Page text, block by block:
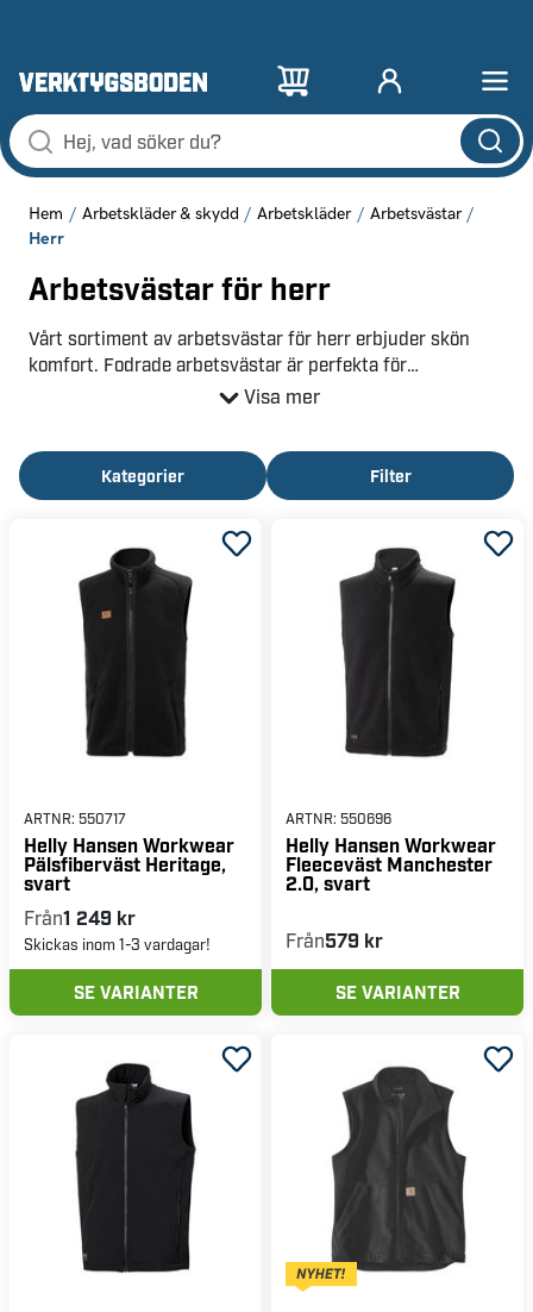
Hem Arbetskläder & skydd Arbetskläder Arbetsvästar
Herr
Arbetsvästar för herr
Vårt sortiment av arbetsvästar för herr erbjuder skön
komfort. Fodrade arbetsvästar är perfekta för
vinterarbeten och håller dig varm i kalla miljöer. Med
arbetsvästen för alla säsonger hos oss.
Visa mer
Kategorier Filter
ARTNR: 550717
Helly Hansen Workwear
Pälsfiberväst Heritage,
svart
Från1 249 kr
Skickas inom 1-3 vardagar!
SE VARIANTER
ARTNR: 550696
Helly Hansen Workwear
Fleeceväst Manchester
2.0, svart
Från579 kr
SE VARIANTER